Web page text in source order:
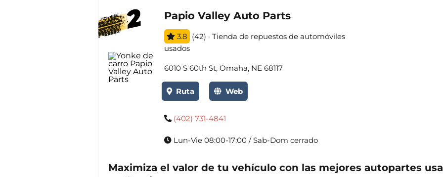
Papio Valley Auto Parts
3.8 (42) · Tienda de repuestos de automóviles
usados
6010 S 60th St, Omaha, NE 68117
Ruta Web
(402) 731-4841
Lun-Vie 08:00-17:00 / Sab-Dom cerrado
Maximiza el valor de tu vehículo con las mejores autopartes